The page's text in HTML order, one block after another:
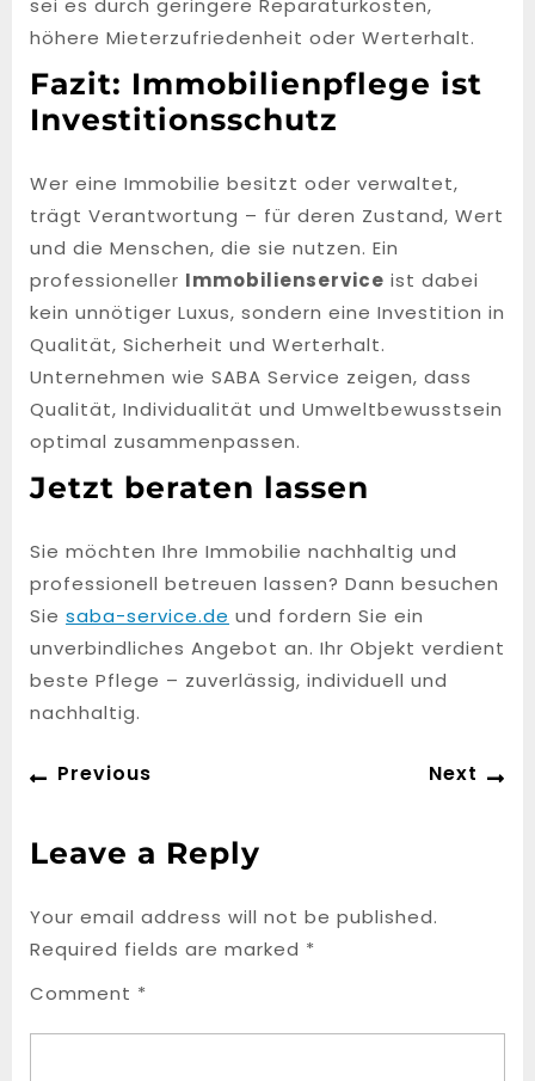
sei es durch geringere Reparaturkosten,
höhere Mieterzufriedenheit oder Werterhalt.
Fazit: Immobilienpflege ist
Investitionsschutz
Wer eine Immobilie besitzt oder verwaltet,
trägt Verantwortung – für deren Zustand, Wert
und die Menschen, die sie nutzen. Ein
professioneller Immobilienservice ist dabei
kein unnötiger Luxus, sondern eine Investition in
Qualität, Sicherheit und Werterhalt.
Unternehmen wie SABA Service zeigen, dass
Qualität, Individualität und Umweltbewusstsein
optimal zusammenpassen.
Jetzt beraten lassen
Sie möchten Ihre Immobilie nachhaltig und
professionell betreuen lassen? Dann besuchen
Sie saba-service.de und fordern Sie ein
unverbindliches Angebot an. Ihr Objekt verdient
beste Pflege – zuverlässig, individuell und
nachhaltig.
Post
navigation
Previous Next
Leave a Reply
Your email address will not be published.
Required fields are marked *
Comment *